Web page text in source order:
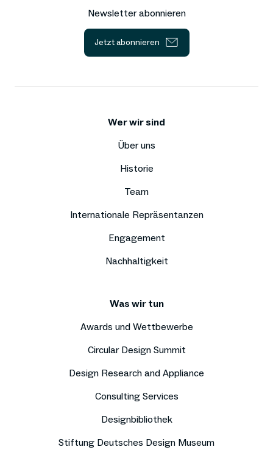
Newsletter abonnieren
Jetzt abonnieren
Wer wir sind
Über uns
Historie
Team
Internationale Repräsentanzen
Engagement
Nachhaltigkeit
Was wir tun
Awards und Wettbewerbe
Circular Design Summit
Design Research and Appliance
Consulting Services
Designbibliothek
Stiftung Deutsches Design Museum